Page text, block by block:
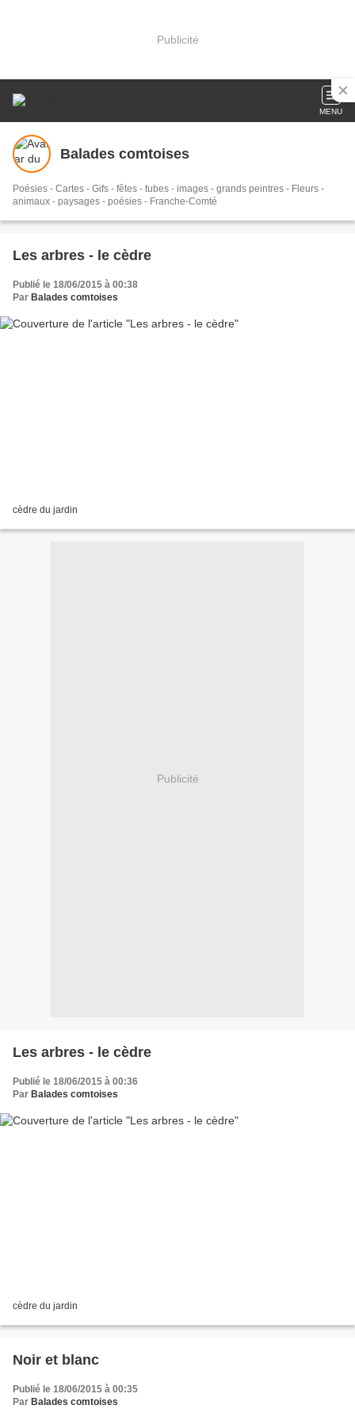
Publicité
MENU
Balades comtoises
Poésies - Cartes - Gifs - fêtes - tubes - images - grands peintres - Fleurs -
animaux - paysages - poésies - Franche-Comté
Les arbres - le cèdre
Publié le 18/06/2015 à 00:38
Par Balades comtoises
cèdre du jardin
Publicité
Les arbres - le cèdre
Publié le 18/06/2015 à 00:36
Par Balades comtoises
cèdre du jardin
Noir et blanc
Publié le 18/06/2015 à 00:35
Par Balades comtoises